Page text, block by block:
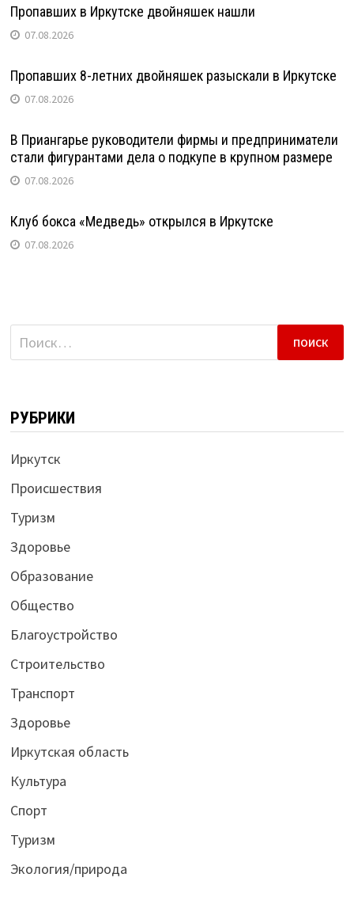
Пропавших в Иркутске двойняшек нашли
07.08.2026
Пропавших 8-летних двойняшек разыскали в Иркутске
07.08.2026
В Приангарье руководители фирмы и предприниматели
стали фигурантами дела о подкупе в крупном размере
07.08.2026
Клуб бокса «Медведь» открылся в Иркутске
07.08.2026
Найти:
РУБРИКИ
Иркутск
Происшествия
Туризм
Здоровье
Образование
Общество
Благоустройство
Строительство
Транспорт
Здоровье
Иркутская область
Культура
Спорт
Туризм
Экология/природа